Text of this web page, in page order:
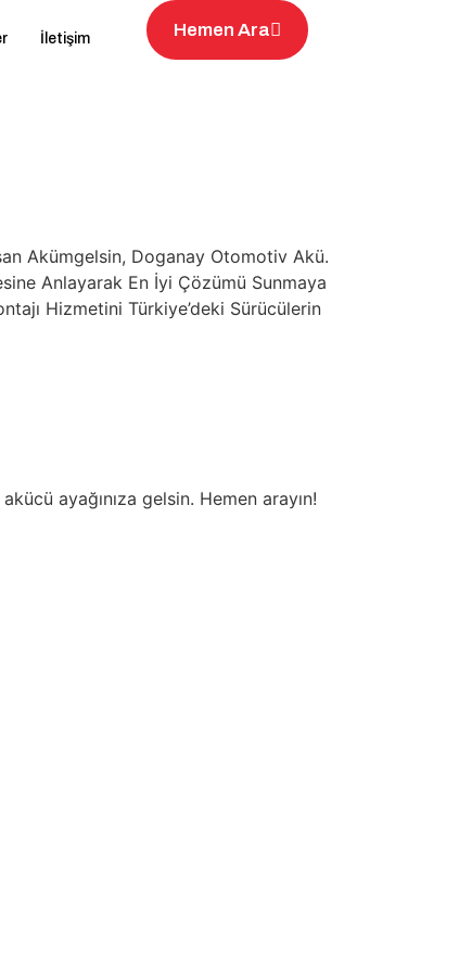
İletişim Hemen Ara
Akümgelsin, Doganay Otomotiv Akü.
Anlayarak En İyi Çözümü Sunmaya
Hizmetini Türkiye’deki Sürücülerin
ayağınıza gelsin. Hemen arayın!